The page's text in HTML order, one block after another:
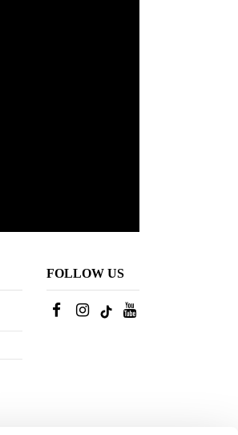
FOLLOW US